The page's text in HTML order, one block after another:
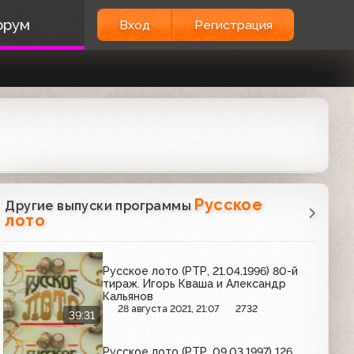
Вход Регистрация
Другие выпуски программы Русское
лото
39:31
Русское лото (РТР, 21.04.1996) 80-й
тираж. Игорь Кваша и Александр
Кальянов
28 августа 2021, 21:07 2732